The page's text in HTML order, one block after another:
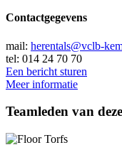
Contactgegevens
mail: herentals@vclb-
tel: 014 24 70 70
Een bericht sturen
Meer informatie
Teamleden van